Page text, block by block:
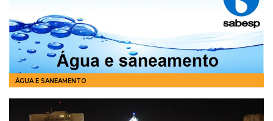
ÁGUA E SANEAMENTO